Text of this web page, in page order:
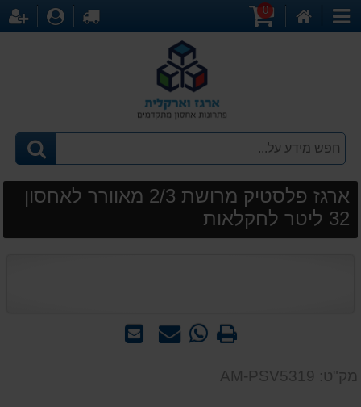
קטגוריות
0
לקופה
ארגז פלסטיק מרושת 2/3 מאוורר לאחסון
32 ליטר לחקלאות
שלח
שאל WhatsApp
אותנו
מק"ט: AM-PSV5319